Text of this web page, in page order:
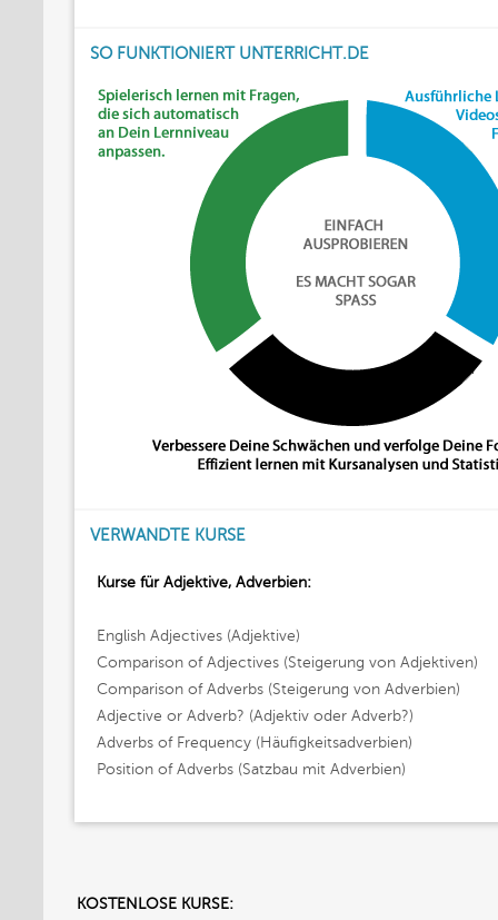
SO FUNKTIONIERT UNTERRICHT.DE
VERWANDTE KURSE
Kurse für Adjektive, Adverbien:
English Adjectives (Adjektive)
Comparison of Adjectives (Steigerung von Adjektiven)
Comparison of Adverbs (Steigerung von Adverbien)
Adjective or Adverb? (Adjektiv oder Adverb?)
Adverbs of Frequency (Häufigkeitsadverbien)
Position of Adverbs (Satzbau mit Adverbien)
KOSTENLOSE KURSE: